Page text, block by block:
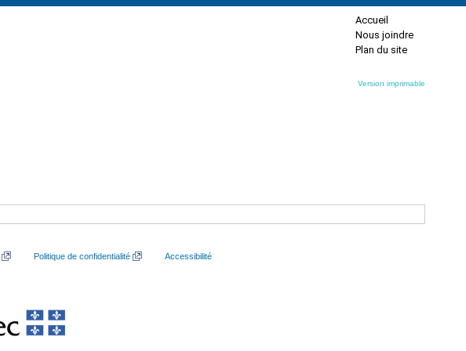
Accueil
Nous joindre
Plan du site
Version imprimable
Politique de confidentialité Accessibilité